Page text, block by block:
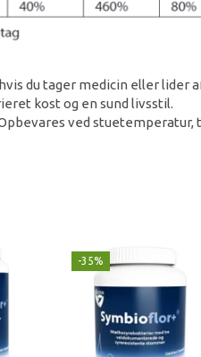
du tager medicin eller
kost og en sund livsstil.
ved stuetemperatur,
-35%